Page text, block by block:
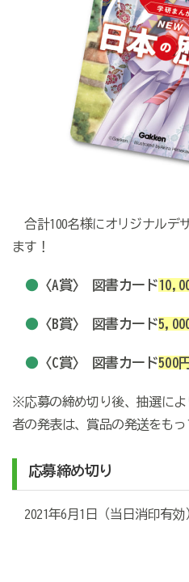
合計100名様にオリジナルデ
ます！
● 〈A賞〉 図書カード
● 〈B賞〉 図書カード
● 〈C賞〉 図書カード500
※応募の締め切り後、抽選に
者の発表は、賞品の発送をも
応募締め切り
2021年6月1日（当日消印有効